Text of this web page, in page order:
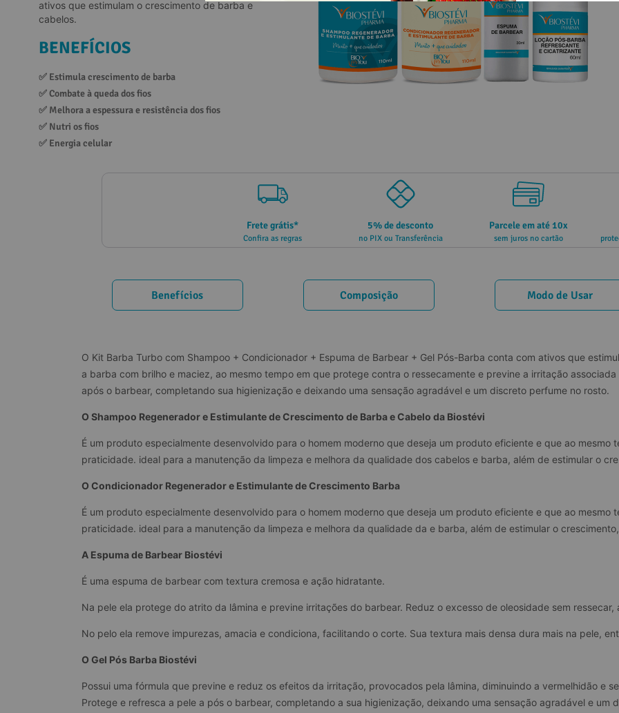
ativos que estimulam o crescimento de barba e
cabelos.
BENEFÍCIOS
✅ Estimula crescimento de barba
✅ Combate à queda dos fios
✅ Melhora a espessura e resistência dos fios
✅ Nutri os fios
✅ Energia celular
Frete grátis*
Confira as regras
5% de desconto
no PIX ou Transferência
Parcele em até 10x
sem juros no cartão
Benefícios Composição Modo de Usar
O Kit Barba Turbo com Shampoo + Condicionador + Espuma de Barbear + Gel Pós-Barba conta com ativos que
a barba com brilho e maciez, ao mesmo tempo em que protege contra o ressecamente e previne a irritação
após o barbear, completando sua higienização e deixando uma sensação agradável e um discreto perfume no rosto.
O Shampoo Regenerador e Estimulante de Crescimento de Barba e Cabelo da Biostévi
É um produto especialmente desenvolvido para o homem moderno que deseja um produto eficiente e que ao
praticidade. ideal para a manutenção da limpeza e melhora da qualidade dos cabelos e barba, além de estimular o
O Condicionador Regenerador e Estimulante de Crescimento Barba
É um produto especialmente desenvolvido para o homem moderno que deseja um produto eficiente e que ao
praticidade. ideal para a manutenção da limpeza e melhora da qualidade da e barba, além de estimular o
A Espuma de Barbear Biostévi
É uma espuma de barbear com textura cremosa e ação hidratante.
Na pele ela protege do atrito da lâmina e previne irritações do barbear. Reduz o excesso de oleosidade sem ressecar,
No pelo ela remove impurezas, amacia e condiciona, facilitando o corte. Sua textura mais densa dura mais na pele,
O Gel Pós Barba Biostévi
Possui uma fórmula que previne e reduz os efeitos da irritação, provocados pela lâmina, diminuindo a vermelhidão e
Protege e refresca a pele a pós o barbear, completando a sua higienização, deixando uma sensação agradável e um
º